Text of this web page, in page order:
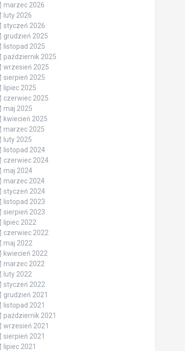
marzec 2026
luty 2026
styczeń 2026
grudzień 2025
listopad 2025
październik 2025
wrzesień 2025
sierpień 2025
lipiec 2025
czerwiec 2025
maj 2025
kwiecień 2025
marzec 2025
luty 2025
listopad 2024
czerwiec 2024
maj 2024
marzec 2024
styczeń 2024
listopad 2023
sierpień 2023
lipiec 2022
czerwiec 2022
maj 2022
kwiecień 2022
marzec 2022
luty 2022
styczeń 2022
grudzień 2021
listopad 2021
październik 2021
wrzesień 2021
sierpień 2021
lipiec 2021